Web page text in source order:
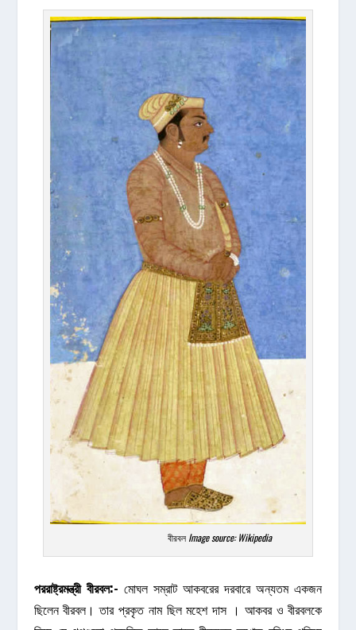
বীরবল Image source: Wikipedia
পররাষ্ট্রমন্ত্রী বীরবল:- মোঘল সম্রাট আকবরের দরবারে অন্যতম একজন
ছিলেন বীরবল। তার প্রকৃত নাম ছিল মহেশ দাস । আকবর ও বীরবলকে